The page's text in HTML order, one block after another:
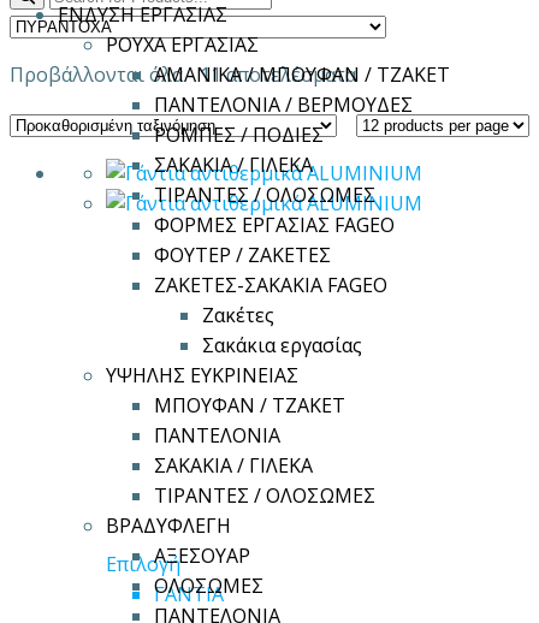
ΕΝΔΥΣΗ ΕΡΓΑΣΙΑΣ
ΡΟΥΧΑ ΕΡΓΑΣΙΑΣ
ΑΜΑΝΙΚΑ / ΜΠΟΥΦΑΝ / ΤΖΑΚΕΤ
ΠΑΝΤΕΛΟΝΙΑ / ΒΕΡΜΟΥΔΕΣ
ΡΟΜΠΕΣ / ΠΟΔΙΕΣ
ΣΑΚΑΚΙΑ / ΓΙΛΕΚΑ
ΤΙΡΑΝΤΕΣ / ΟΛΟΣΩΜΕΣ
ΦΟΡΜΕΣ ΕΡΓΑΣΙΑΣ FAGEO
ΦΟΥΤΕΡ / ΖΑΚΕΤΕΣ
ΖΑΚΕΤΕΣ-ΣΑΚΑΚΙΑ FAGEO
Ζακέτες
Σακάκια εργασίας
ΥΨΗΛΗΣ ΕΥΚΡΙΝΕΙΑΣ
ΜΠΟΥΦΑΝ / ΤΖΑΚΕΤ
ΠΑΝΤΕΛΟΝΙΑ
ΣΑΚΑΚΙΑ / ΓΙΛΕΚΑ
ΤΙΡΑΝΤΕΣ / ΟΛΟΣΩΜΕΣ
ΒΡΑΔΥΦΛΕΓΗ
ΑΞΕΣΟΥΑΡ
ΟΛΟΣΩΜΕΣ
ΠΑΝΤΕΛΟΝΙΑ
Προβάλλονται όλα - 11 αποτελέσματα
ΕπιλογήΑυτό
το
ΓΑΝΤΙΑ